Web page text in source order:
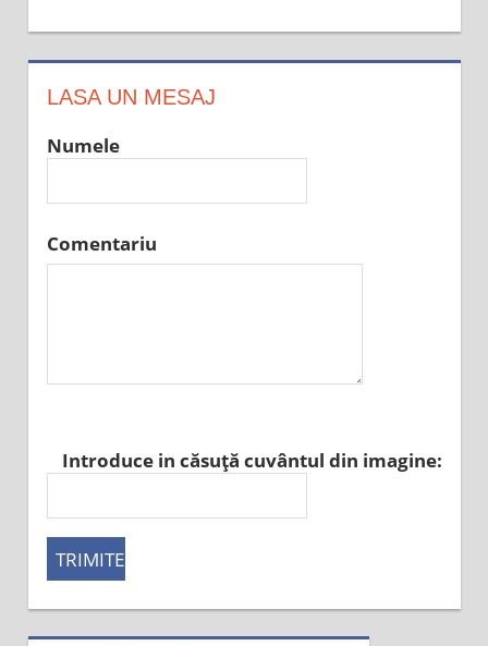
LASA UN MESAJ
Numele
Comentariu
Introduce in căsuţă cuvântul din imagine: